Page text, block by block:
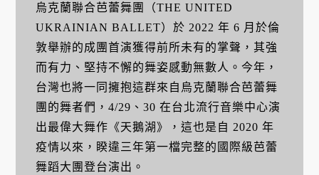
烏克蘭聯合芭蕾舞團（THE UNITED
UKRAINIAN BALLET）於 2022 年 6 月於倫
敦舉辦的成團首演獲得前所未有的掌聲，其強
而有力、堅持不懈的舞姿感動無數人。今年，
台灣也將一同擁抱這群來自烏克蘭聯合芭蕾舞
團的舞者們，4/29、30 在台北流行音樂中心演
出最偉大舞作《天鵝湖》，這也是自 2020 年
疫情以來，睽違三年第一檔完整的國際級芭蕾
舞蹈大團登台演出。